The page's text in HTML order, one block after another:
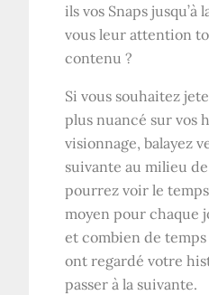
ils vos Snaps jusqu’à
vous leur attention
contenu ?
Si vous souhaitez
plus nuancé sur vos
visionnage, balayez
suivante au milieu
pourrez voir le
moyen pour chaque
et combien de
ont regardé votre
passer à la suivante.